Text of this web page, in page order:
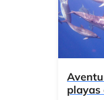
playas